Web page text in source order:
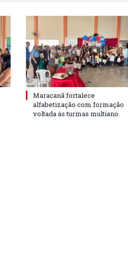
Maracanã fortalece
alfabetização com formação
voltada às turmas multiano